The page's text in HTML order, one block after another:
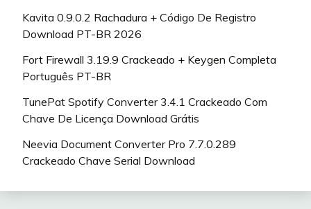
Kavita 0.9.0.2 Rachadura + Código De Registro
Download PT-BR 2026
Fort Firewall 3.19.9 Crackeado + Keygen Completa
Português PT-BR
TunePat Spotify Converter 3.4.1 Crackeado Com
Chave De Licença Download Grátis
Neevia Document Converter Pro 7.7.0.289
Crackeado Chave Serial Download